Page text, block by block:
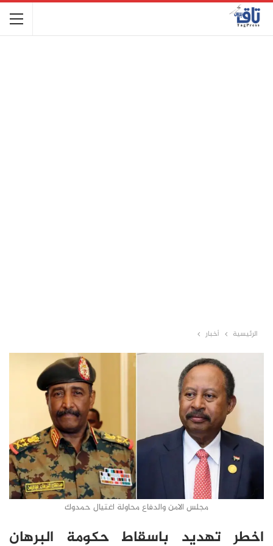
الرئيسية أخبار
مجلس الامن والدفاع محاولة اغتيال حمدوك
اخطر تهديد باسقاط حكومة البرهان